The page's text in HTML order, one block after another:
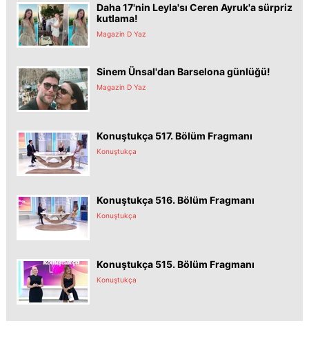
Daha 17'nin Leyla'sı Ceren Ayruk'a sürpriz
kutlama!
Magazin D Yaz
Sinem Ünsal'dan Barselona günlüğü!
Magazin D Yaz
Konuştukça 517. Bölüm Fragmanı
Konuştukça
Konuştukça 516. Bölüm Fragmanı
Konuştukça
Konuştukça 515. Bölüm Fragmanı
Konuştukça